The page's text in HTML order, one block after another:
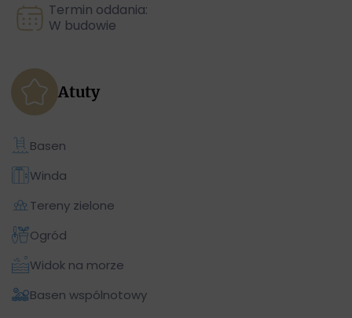
Termin oddania:
W budowie
Atuty
Basen
Winda
Tereny zielone
Ogród
Widok na morze
Basen wspólnotowy